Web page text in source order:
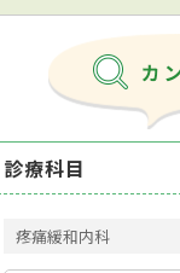
診療科目
疼痛緩和内科